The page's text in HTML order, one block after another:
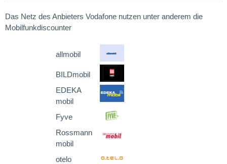
Das Netz des Anbieters Vodafone nutzen unter anderem die
Mobilfunkdiscounter
allmobil
BILDmobil
EDEKA
mobil
Fyve
Rossmann
mobil
otelo